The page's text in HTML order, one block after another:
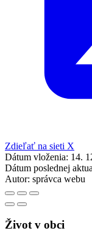
Zdieľať na sieti X
Dátum vloženia: 14.
Dátum poslednej
Autor: správca webu
Život v obci